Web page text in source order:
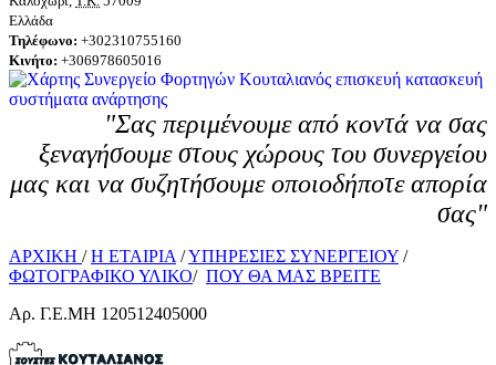
Ελλάδα
Τηλέφωνο: +302310755160
Κινήτο: +306978605016
"Σας περιμένουμε από κοντά να σας
ξεναγήσουμε στους χώρους του συνεργείου
μας και να συζητήσουμε οποιοδήποτε απορία
σας"
ΑΡΧΙΚΗ /H ΕΤΑΙΡΙΑ /ΥΠΗΡΕΣΙΕΣ ΣΥΝΕΡΓΕΙΟΥ /
ΦΩΤΟΓΡΑΦΙΚΟ ΥΛΙΚΟ/ ΠΟΥ ΘΑ ΜΑΣ ΒΡΕΙΤΕ
Αρ. Γ.Ε.ΜΗ 120512405000